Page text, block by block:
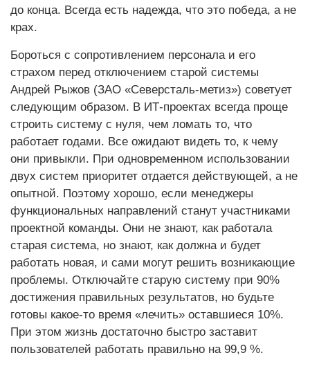
до конца. Всегда есть надежда, что это победа, а не
крах.
Бороться с сопротивлением персонала и его
страхом перед отключением старой системы
Андрей Рыжов (ЗАО «Северсталь-метиз») советует
следующим образом. В ИТ-проектах всегда проще
строить систему с нуля, чем ломать то, что
работает годами. Все ожидают видеть то, к чему
они привыкли. При одновременном использовании
двух систем приоритет отдается действующей, а не
опытной. Поэтому хорошо, если менеджеры
функциональных направлений станут участниками
проектной команды. Они не знают, как работала
старая система, но знают, как должна и будет
работать новая, и сами могут решить возникающие
проблемы. Отключайте старую систему при 90%
достижения правильных результатов, но будьте
готовы какое-то время «лечить» оставшиеся 10%.
При этом жизнь достаточно быстро заставит
пользователей работать правильно на 99,9 %.